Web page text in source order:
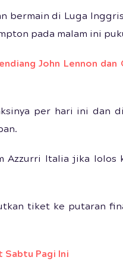
bermain di Luga
pada malam ini
John Lennon dan
per hari ini dan
Azzurri Italia jika lolos
tiket ke putaran
Sabtu Pagi Ini